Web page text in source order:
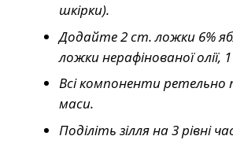
шкірки).
Додайте 2 ст. ложки 6%
ложки нерафінованої
Всі компоненти
маси.
Поділіть зілля на 3 рівні